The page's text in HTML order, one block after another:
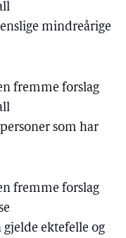
mindreårige
fremme forslag
som har
fremme forslag
ektefelle og